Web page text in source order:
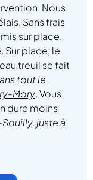
Nous
Sans frais
sur place.
Sur place, le
treuil se fait
tout le
Mory. Vous
dure moins
juste à